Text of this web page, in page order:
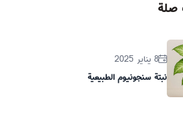
صلة
8 يناير 2025
نبتة سنجونيوم الطبيعية